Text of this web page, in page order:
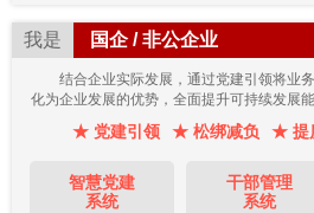
我是 国企 / 非公企业
结合企业实际发展，通过党建引领将业
化为企业发展的优势，全面提升可持续发展能
★ 党建引领 ★ 松绑减负 ★ 提
智慧党建
系统
干部管理
系统